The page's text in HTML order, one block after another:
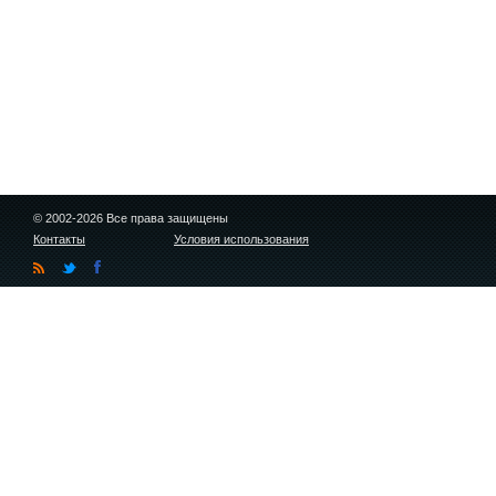
© 2002-2026 Все права защищены
Контакты
Условия использования